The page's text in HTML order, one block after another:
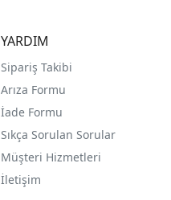
YARDIM
Sipariş Takibi
Arıza Formu
İade Formu
Sıkça Sorulan Sorular
Müşteri Hizmetleri
İletişim